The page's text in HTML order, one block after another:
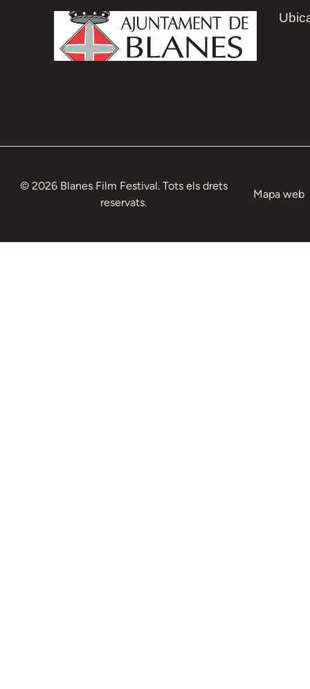
© 2026 Blanes Film Festival. Tots els drets
reservats.
Mapa web